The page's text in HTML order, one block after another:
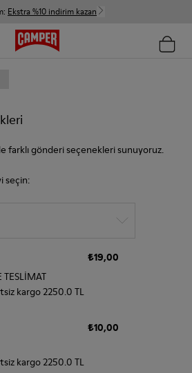
Ekstra %10 indirim kazan
farklı gönderi seçenekleri sunuyoruz.
seçin:
₺19,00
TESLİMAT
kargo 2250.0 TL
₺10,00
kargo 2250.0 TL